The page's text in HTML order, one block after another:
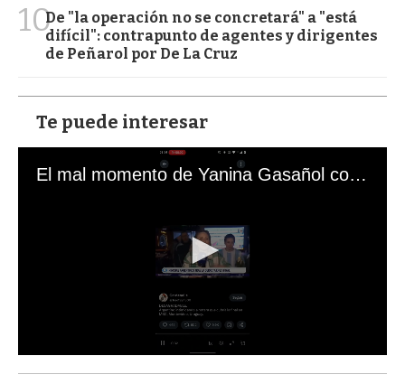
10De "la operación no se concretará" a "está
difícil": contrapunto de agentes y dirigentes
de Peñarol por De La Cruz
Te puede interesar
El mal momento de Yanina Gasañol con un hincha argentino en "Subrayado"
s